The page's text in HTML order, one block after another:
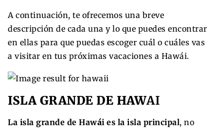
A continuación, te ofrecemos una breve
descripción de cada una y lo que puedes encontrar
en ellas para que puedas escoger cuál o cuáles vas
a visitar en tus próximas vacaciones a Hawái.
ISLA GRANDE DE HAWAI
La isla grande de Hawái es la isla principal, no